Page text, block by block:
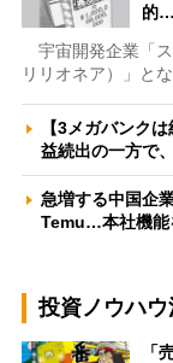
的…
宇宙開発企業「ス
リリオネア）」と
【3メガバンク
益続出の一方で
急増する中国企
Temu…本社機
投資ノウハウ
「